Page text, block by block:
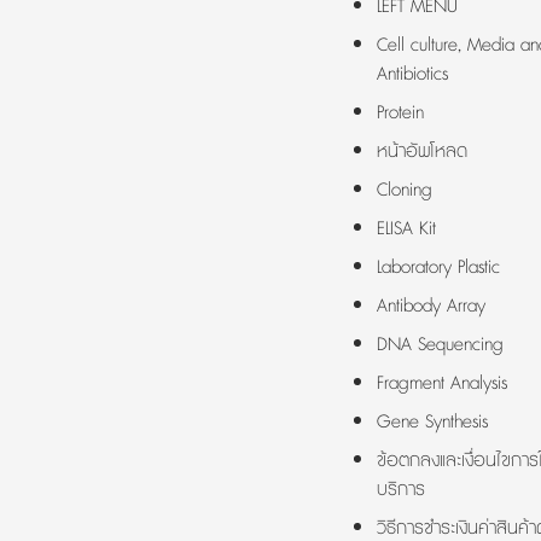
LEFT MENU
Cell culture, Media
Antibiotics
Protein
หน้าอัพโหลด
Cloning
ELISA Kit
Laboratory Plastic
Antibody Array
DNA Sequencing
Fragment Analysis
Gene Synthesis
ข้อตกลงและเงื่อนไขการ
บริการ
วิธีการชำระเงินค่าสินค้